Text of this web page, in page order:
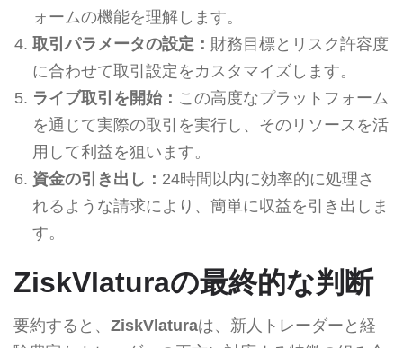
ォームの機能を理解します。
取引パラメータの設定： 財務目標とリスク許容度
に合わせて取引設定をカスタマイズします。
ライブ取引を開始： この高度なプラットフォーム
を通じて実際の取引を実行し、そのリソースを活
用して利益を狙います。
資金の引き出し： 24時間以内に効率的に処理さ
れるような請求により、簡単に収益を引き出しま
す。
ZiskVlaturaの最終的な判断
要約すると、 ZiskVlaturaは、新人トレーダーと経